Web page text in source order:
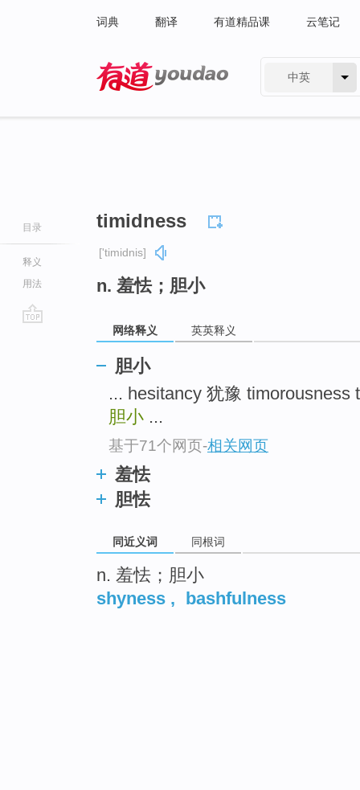
词典 翻译 有道精品课 云笔记
中英
目录
释义
用法
timidness
['timidnis]
n. 羞怯；胆小
网络释义 英英释义
胆小
... hesitancy 犹豫
胆小 ...
基于71个网页-相关网页
羞怯
胆怯
同近义词 同根词
n. 羞怯；胆小
shyness , bashfulness